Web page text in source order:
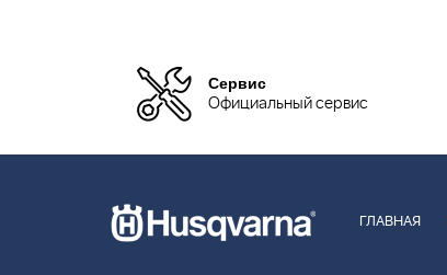
Сервис
Официальный сервис
ГЛАВНАЯ